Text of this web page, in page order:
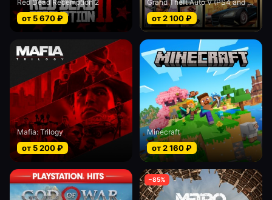
Red Dead Redemption 2
от 5 670₽
Grand Theft Auto V (PS4 and PS5)
от2 100₽
Mafia: Trilogy
от 5 200₽
Minecraft
от2 160₽
−85%